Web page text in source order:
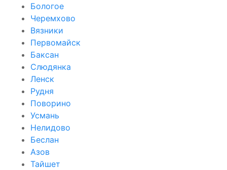
Бологое
Черемхово
Вязники
Первомайск
Баксан
Слюдянка
Ленск
Рудня
Поворино
Усмань
Нелидово
Беслан
Азов
Тайшет